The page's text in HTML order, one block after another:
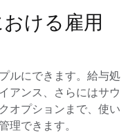
手軽に
に実現
する
ける雇用
ルにできます。給与処
アンス、さらにはサウ
オプションまで、使い
理できます。